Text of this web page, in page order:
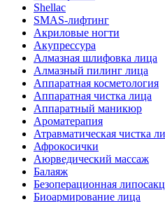
Shellac
SMAS-лифтинг
Акриловые ногти
Акупрессура
Алмазная шлифовка лица
Алмазный пилинг лица
Аппаратная косметология
Аппаратная чистка лица
Аппаратный маникюр
Ароматерапия
Атравматическая чистка
Афрокосички
Аюрведический массаж
Балаяж
Безоперационная
Биоармирование лица